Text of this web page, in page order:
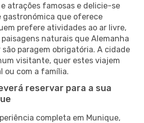
atrações famosas e delicie-se
gastronómica que oferece
prefere atividades ao ar livre,
naturais que Alemanha
paragem obrigatória. A cidade
visitante, quer estes viajem
ou com a família.
reservar para a sua
completa em Munique,